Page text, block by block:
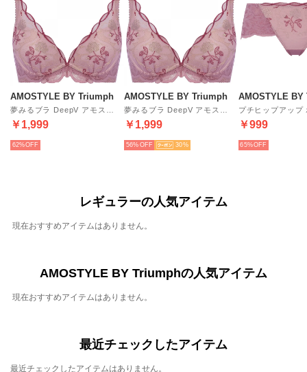
AMOSTYLE BY Triumph
￥1,999
62%
AMOSTYLE BY Triumph
￥1,999
56% 30
AMOSTYLE
￥999
65%
レギュラーの人気アイテム
現在おすすめアイテムはありません。
AMOSTYLE BY Triumphの人気アイテム
現在おすすめアイテムはありません。
最近チェックしたアイテム
最近チェックしたアイテムはありません。